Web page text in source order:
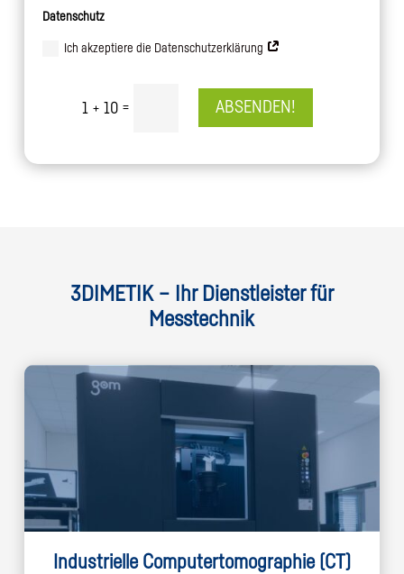
Datenschutz
Ich akzeptiere die Datenschutzerklärung
1 + 10= ABSENDEN!
Alternative:
3DIMETIK – Ihr Dienstleister für
Messtechnik
Industrielle Computertomographie (CT)